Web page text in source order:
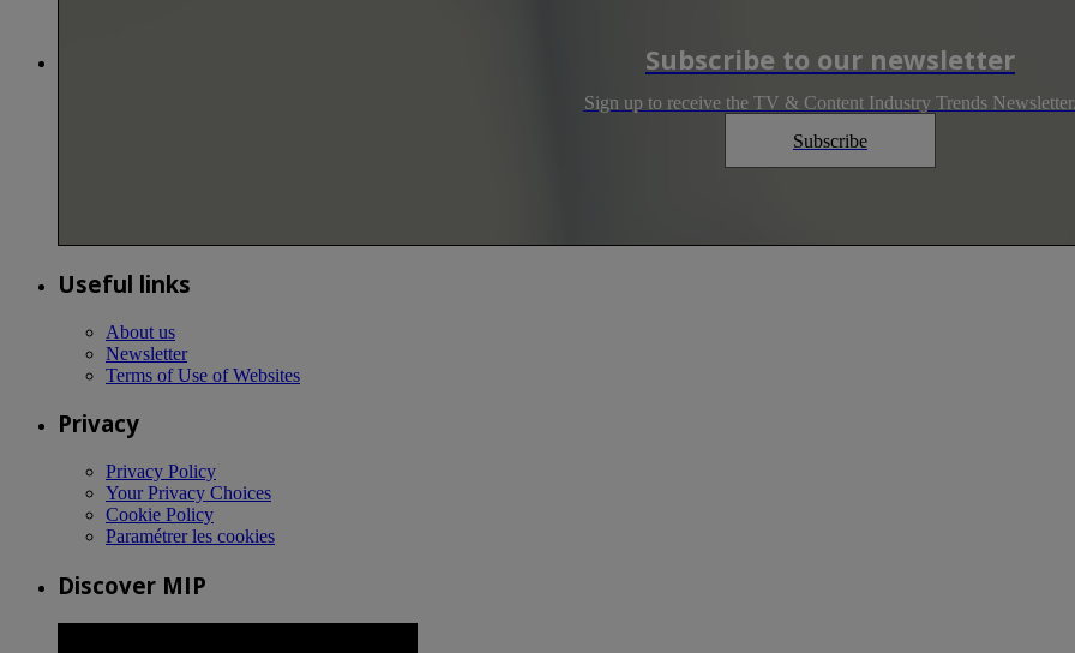
Subscribe to our newsletter
Sign up to receive the TV & Content Industry Trends
Subscribe
Useful links
About us
Newsletter
Terms of Use of Websites
Privacy
Privacy Policy
Your Privacy Choices
Cookie Policy
Paramétrer les cookies
Discover MIP